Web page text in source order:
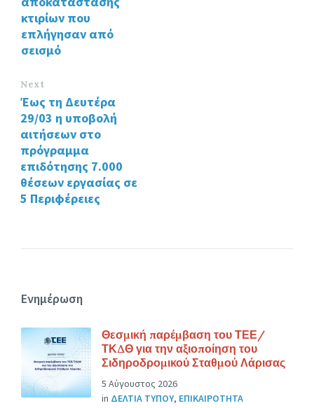
κτιρίων που
επλήγησαν από
σεισμό
Next
Έως τη Δευτέρα
29/03 η υποβολή
αιτήσεων στο
πρόγραμμα
επιδότησης 7.000
θέσεων εργασίας σε
5 Περιφέρειες
Ενημέρωση
Θεσμική παρέμβαση του ΤΕΕ/
ΤΚΔΘ για την αξιοποίηση του
Σιδηροδρομικού Σταθμού Λάρισας
5 Αύγουστος 2026
in ΔΕΛΤΙΑ ΤΥΠΟΥ, ΕΠΙΚΑΙΡΟΤΗΤΑ